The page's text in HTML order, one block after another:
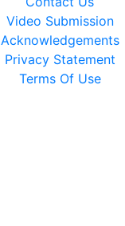
Video Submission
Acknowledgements
Privacy Statement
Terms Of Use